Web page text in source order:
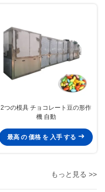
2つの模具 チョコレート豆の形作
機 自動
最高 の 価格 を 入手 する
もっと見る >>